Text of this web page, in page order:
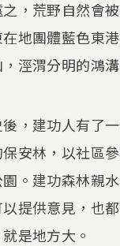
，荒野自然會
地團體藍色東
涇渭分明的鴻
，建功人有了
安林，以社區
。建功森林親
提供意見，也
是地方大。